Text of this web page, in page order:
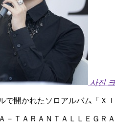
사진
で開かれたソロアルバム「Ｘ
－ＴＡＲＡＮＴＡＬＬＥＧ